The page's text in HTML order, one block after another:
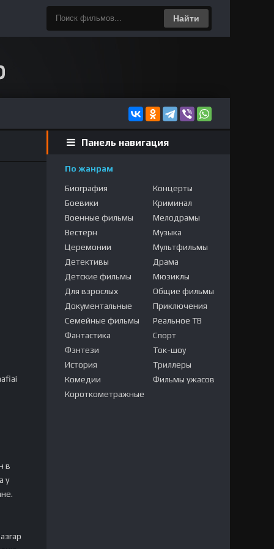
Найти
в
у
Панель навигация
По жанрам
Биография
Боевики
Военные фильмы
Вестерн
Церемонии
Детективы
Детские фильмы
Для взрослых
Документальные
Семейные фильмы
Фантастика
Фэнтези
История
Комедии
Короткометражные
Концерты
Криминал
Мелодрамы
Музыка
Мультфильмы
Драма
Мюзиклы
Общие фильмы
Приключения
Реальное ТВ
Спорт
Ток-шоу
Триллеры
Фильмы ужасов